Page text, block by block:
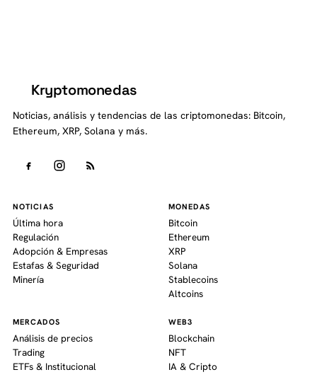
Kryptomonedas
Noticias, análisis y tendencias de las criptomonedas: Bitcoin,
Ethereum, XRP, Solana y más.
NOTICIAS
Última hora
Regulación
Adopción & Empresas
Estafas & Seguridad
Minería
MONEDAS
Bitcoin
Ethereum
XRP
Solana
Stablecoins
Altcoins
MERCADOS
Análisis de precios
Trading
ETFs & Institucional
WEB3
Blockchain
NFT
IA & Cripto